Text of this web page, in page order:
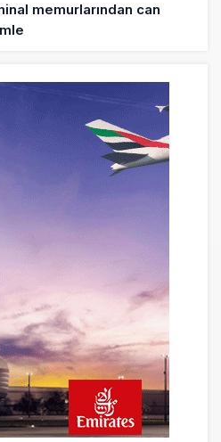
memurlarından can
İçi Biletlerde Yüzde 30
yüzde 20 arttı, net kârı